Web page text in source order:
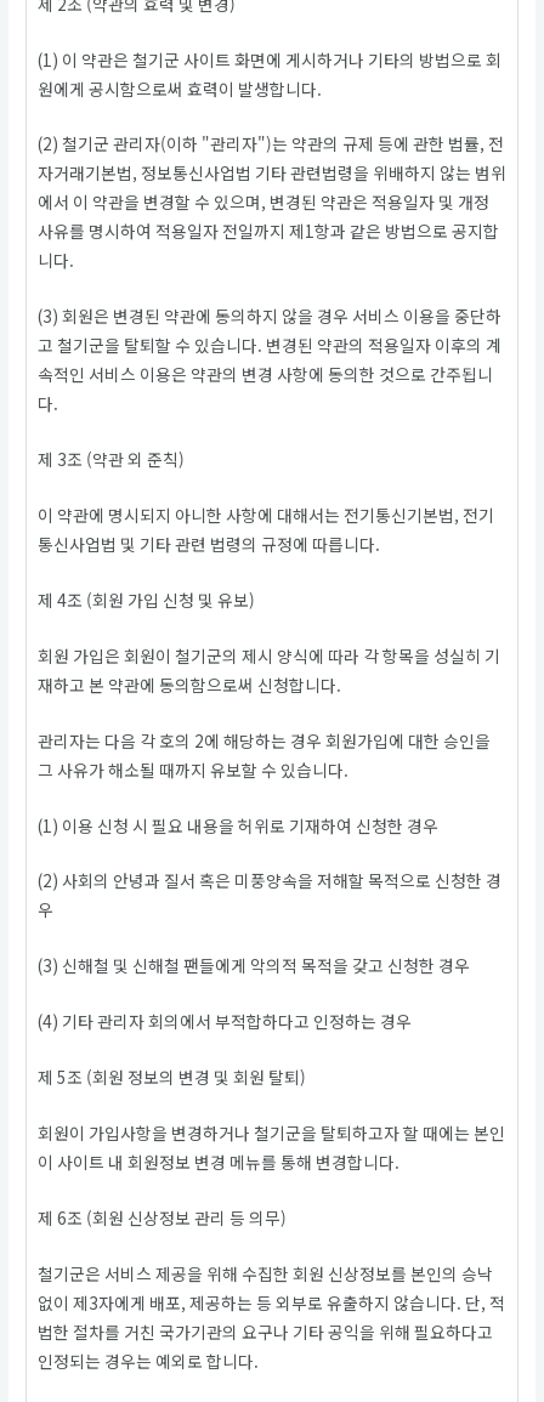
(1) 이 약관은 철기군 사이트 화면에 게시하거나 기타의 방법으로 회
원에게 공시함으로써 효력이 발생합니다.
(2) 철기군 관리자(이하 "관리자")는 약관의 규제 등에 관한 법률, 전
자거래기본법, 정보통신사업법 기타 관련법령을 위배하지 않는 범위
에서 이 약관을 변경할 수 있으며, 변경된 약관은 적용일자 및 개정
사유를 명시하여 적용일자 전일까지 제1항과 같은 방법으로 공지합
니다.
(3) 회원은 변경된 약관에 동의하지 않을 경우 서비스 이용을 중단하
고 철기군을 탈퇴할 수 있습니다. 변경된 약관의 적용일자 이후의 계
속적인 서비스 이용은 약관의 변경 사항에 동의한 것으로 간주됩니
다.
제 3조 (약관 외 준칙)
이 약관에 명시되지 아니한 사항에 대해서는 전기통신기본법, 전기
통신사업법 및 기타 관련 법령의 규정에 따릅니다.
제 4조 (회원 가입 신청 및 유보)
회원 가입은 회원이 철기군의 제시 양식에 따라 각 항목을 성실히 기
재하고 본 약관에 동의함으로써 신청합니다.
관리자는 다음 각 호의 2에 해당하는 경우 회원가입에 대한 승인을
그 사유가 해소될 때까지 유보할 수 있습니다.
(1) 이용 신청 시 필요 내용을 허위로 기재하여 신청한 경우
(2) 사회의 안녕과 질서 혹은 미풍양속을 저해할 목적으로 신청한 경
우
(3) 신해철 및 신해철 팬들에게 악의적 목적을 갖고 신청한 경우
(4) 기타 관리자 회의에서 부적합하다고 인정하는 경우
제 5조 (회원 정보의 변경 및 회원 탈퇴)
회원이 가입사항을 변경하거나 철기군을 탈퇴하고자 할 때에는 본인
이 사이트 내 회원정보 변경 메뉴를 통해 변경합니다.
제 6조 (회원 신상정보 관리 등 의무)
철기군은 서비스 제공을 위해 수집한 회원 신상정보를 본인의 승낙
없이 제3자에게 배포, 제공하는 등 외부로 유출하지 않습니다. 단, 적
법한 절차를 거친 국가기관의 요구나 기타 공익을 위해 필요하다고
인정되는 경우는 예외로 합니다.